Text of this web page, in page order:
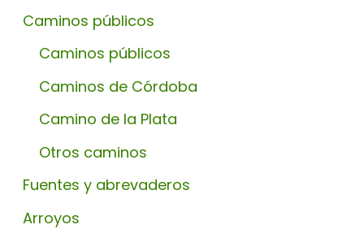
Caminos públicos
Caminos públicos
Caminos de Córdoba
Camino de la Plata
Otros caminos
Fuentes y abrevaderos
Arroyos